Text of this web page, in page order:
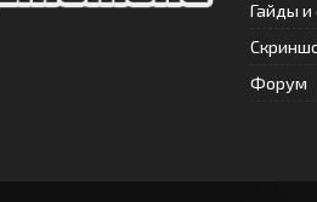
Гайды и
Форум